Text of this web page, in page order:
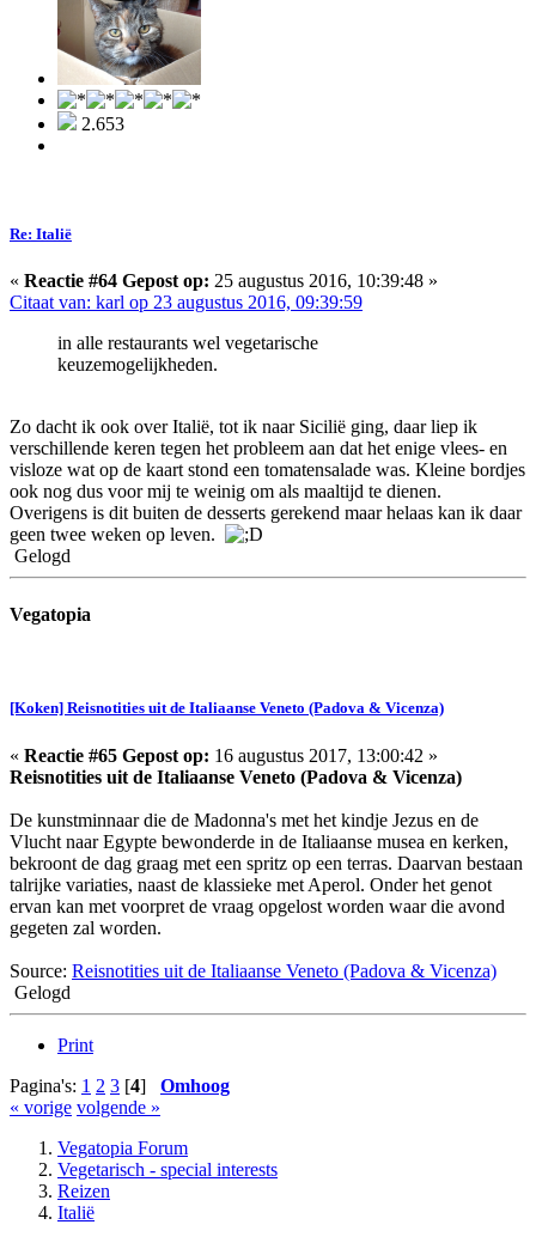
2.653
Re: Italië
« Reactie #64 Gepost op: 25 augustus 2016, 10:39:48 »
Citaat van: karl op 23 augustus 2016, 09:39:59
in alle restaurants wel vegetarische
keuzemogelijkheden.
Zo dacht ik ook over Italië, tot ik naar Sicilië ging, daar liep ik
verschillende keren tegen het probleem aan dat het enige vlees- en
visloze wat op de kaart stond een tomatensalade was. Kleine bordjes
ook nog dus voor mij te weinig om als maaltijd te dienen.
Overigens is dit buiten de desserts gerekend maar helaas kan ik daar
geen twee weken op leven.
Gelogd
Vegatopia
[Koken] Reisnotities uit de Italiaanse Veneto (Padova & Vicenza)
« Reactie #65 Gepost op: 16 augustus 2017, 13:00:42 »
Reisnotities uit de Italiaanse Veneto (Padova & Vicenza)
De kunstminnaar die de Madonna's met het kindje Jezus en de
Vlucht naar Egypte bewonderde in de Italiaanse musea en kerken,
bekroont de dag graag met een spritz op een terras. Daarvan bestaan
talrijke variaties, naast de klassieke met Aperol. Onder het genot
ervan kan met voorpret de vraag opgelost worden waar die avond
gegeten zal worden.
Source: Reisnotities uit de Italiaanse Veneto (Padova & Vicenza)
Gelogd
Print
Pagina's: 1 2 3 [4] Omhoog
« vorige volgende »
Vegatopia Forum
Vegetarisch - special interests
Reizen
Italië